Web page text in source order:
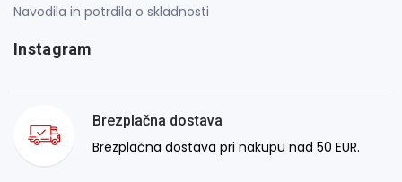
Navodila in potrdila o skladnosti
Instagram
Brezplačna dostava
Brezplačna dostava pri nakupu nad 50 EUR.